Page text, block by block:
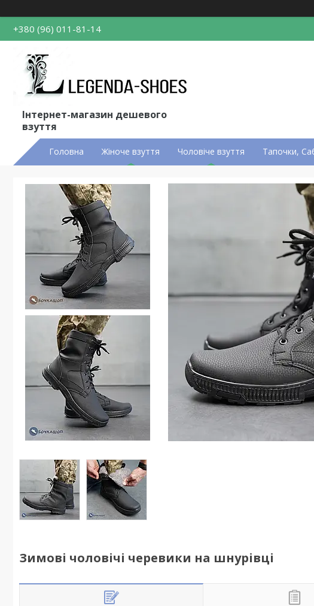
+380 (96) 011-81-14
Інтернет-магазин дешевого
взуття
Головна Жіноче взуття Чоловіче взуття Тапочки,
Зимові чоловічі черевики на шнурівці